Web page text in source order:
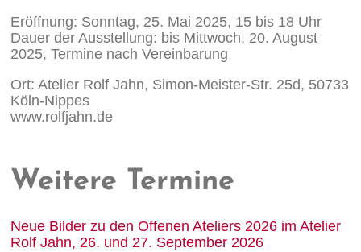
Eröffnung: Sonntag, 25. Mai 2025, 15 bis 18 Uhr
Dauer der Ausstellung: bis Mittwoch, 20. August
2025, Termine nach Vereinbarung
Ort: Atelier Rolf Jahn, Simon-Meister-Str. 25d, 50733
Köln-Nippes
www.rolfjahn.de
Weitere Termine
Neue Bilder zu den Offenen Ateliers 2026 im Atelier
Rolf Jahn, 26. und 27. September 2026